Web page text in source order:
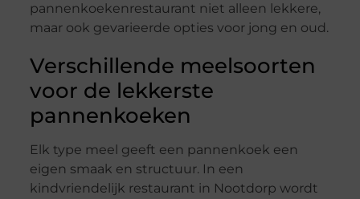
pannenkoekenrestaurant niet alleen lekkere,
maar ook gevarieerde opties voor jong en oud.
Verschillende meelsoorten
voor de lekkerste
pannenkoeken
Elk type meel geeft een pannenkoek een
eigen smaak en structuur. In een
kindvriendelijk restaurant in Nootdorp wordt